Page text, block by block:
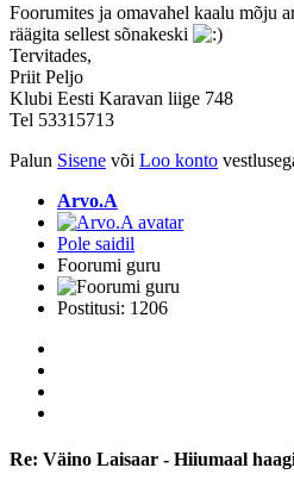
Foorumites ja omavahel kaalu mõju
räägita sellest sõnakeski
Tervitades,
Priit Peljo
Klubi Eesti Karavan liige 748
Tel 53315713
Palun Sisene või Loo konto
Arvo.A
Pole saidil
Foorumi guru
Postitusi: 1206
Re: Väino Laisaar - Hiiumaal